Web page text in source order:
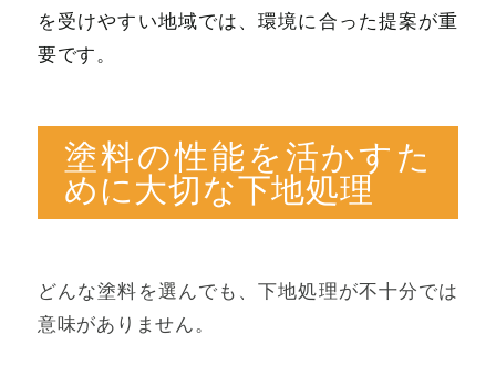
を受けやすい地域では、環境に合った提案が重
要です。
塗料の性能を活かすた
めに大切な下地処理
どんな塗料を選んでも、下地処理が不十分では
意味がありません。